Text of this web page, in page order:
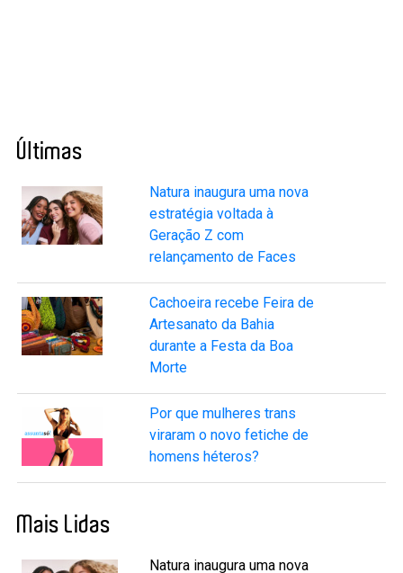
Últimas
Natura inaugura uma nova
estratégia voltada à
Geração Z com
relançamento de Faces
Cachoeira recebe Feira de
Artesanato da Bahia
durante a Festa da Boa
Morte
Por que mulheres trans
viraram o novo fetiche de
homens héteros?
Mais Lidas
Natura inaugura uma nova